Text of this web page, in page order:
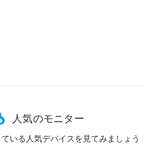
人気のモニター
いる人気デバイスを見てみましょう